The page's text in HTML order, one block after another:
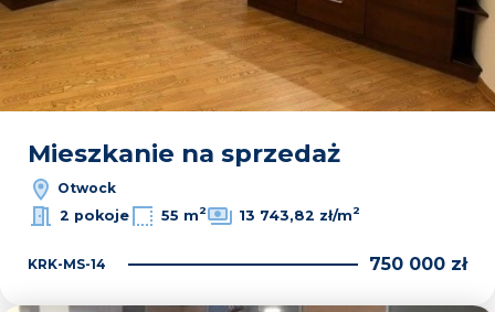
Mieszkanie na sprzedaż
Otwock
2 pokoje
55 m2 13 743,82 zł/m2
KRK-MS-14 750 000 zł